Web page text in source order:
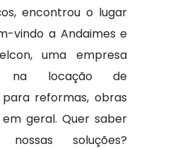
encontrou o lugar
vindo a Andaimes e
uma empresa
na locação de
reformas, obras
geral. Quer saber
soluções?